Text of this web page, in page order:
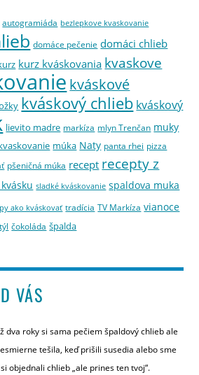
autogramiáda bezlepkove kvaskovanie
domáce pečenie domáci chlieb
kurz kváskovania kvaskove
kváskové
kváskový chlieb kváskový
lievito madre markíza mlyn Trenčan muky
múka Naty panta rhei pizza
pšeničná múka recept recepty z
sladké kváskovanie spaldova muka
ako kváskovať tradícia TV Markíza vianoce
čokoláda špalda
VÁS
dva roky si sama pečiem špaldový chlieb ale
tešila, keď prišili susedia alebo sme
objednali chlieb „ale prines ten tvoj“.